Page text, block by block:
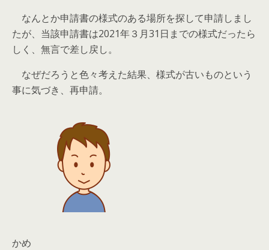
なんとか申請書の様式のある場所を探して申請しまし
たが、 当該申請書は2021年３月31日までの様式だったら
しく、無言で差し戻し。
なぜだろうと色々考えた結果、様式が古いものという
事に気づき、再申請。
かめ